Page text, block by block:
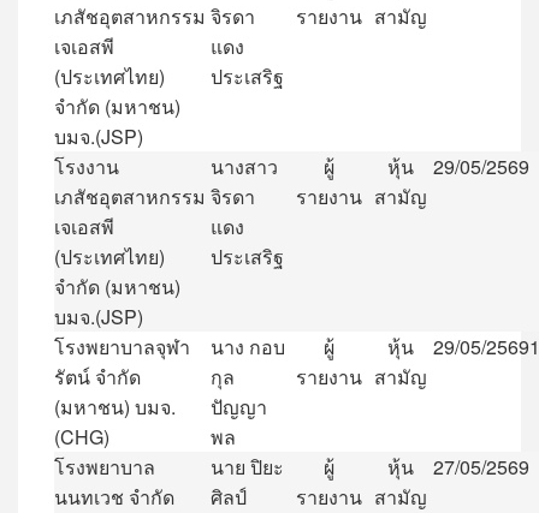
เภสัชอุตสาหกรรม
เจเอสพี
(ประเทศไทย)
จำกัด (มหาชน)
บมจ.(JSP)
จิรดา
แดง
ประเสริฐ
รายงาน สามัญ
โรงงาน
เภสัชอุตสาหกรรม
เจเอสพี
(ประเทศไทย)
จำกัด (มหาชน)
บมจ.(JSP)
นางสาว
จิรดา
แดง
ประเสริฐ
ผู้
รายงาน
หุ้น
สามัญ
29/05/2569
โรงพยาบาลจุฬา
รัตน์ จำกัด
(มหาชน) บมจ.
(CHG)
นาง กอบ
กุล
ปัญญา
พล
ผู้
รายงาน
หุ้น
สามัญ
29/05/2569
โรงพยาบาล
นนทเวช จำกัด
นาย ปิยะ
ศิลป์
ผู้
รายงาน
หุ้น
สามัญ
27/05/2569